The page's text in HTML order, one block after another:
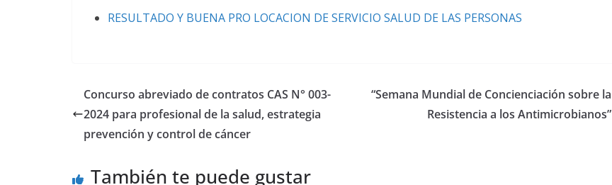
RESULTADO Y BUENA PRO LOCACION DE SERVICIO SALUD DE LAS PERSONAS
Concurso abreviado de contratos CAS N° 003-
2024 para profesional de la salud, estrategia
prevención y control de cáncer
“Semana Mundial de Concienciación sobre la
Resistencia a los Antimicrobianos”
También te puede gustar